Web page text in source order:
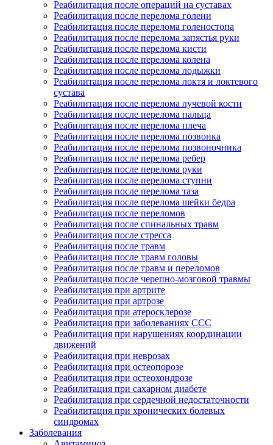
Реабилитация после операций на суставах
Реабилитация после перелома голени
Реабилитация после перелома голеностопа
Реабилитация после перелома запястья руки
Реабилитация после перелома кисти
Реабилитация после перелома колена
Реабилитация после перелома лодыжки
Реабилитация после перелома локтя и локтевого
сустава
Реабилитация после перелома лучевой кости
Реабилитация после перелома пальца
Реабилитация после перелома плеча
Реабилитация после перелома позвонка
Реабилитация после перелома позвоночника
Реабилитация после перелома ребер
Реабилитация после перелома руки
Реабилитация после перелома ступни
Реабилитация после перелома таза
Реабилитация после перелома шейки бедра
Реабилитация после переломов
Реабилитация после спинальных травм
Реабилитация после стресса
Реабилитация после травм
Реабилитация после травм головы
Реабилитация после травм и переломов
Реабилитация после черепно-мозговой травмы
Реабилитация при артрите
Реабилитация при артрозе
Реабилитация при атеросклерозе
Реабилитация при заболеваниях ССС
Реабилитация при нарушениях координации
движений
Реабилитация при неврозах
Реабилитация при остеопорозе
Реабилитация при остеохондрозе
Реабилитация при сахарном диабете
Реабилитация при сердечной недостаточности
Реабилитация при хронических болевых
синдромах
Заболевания